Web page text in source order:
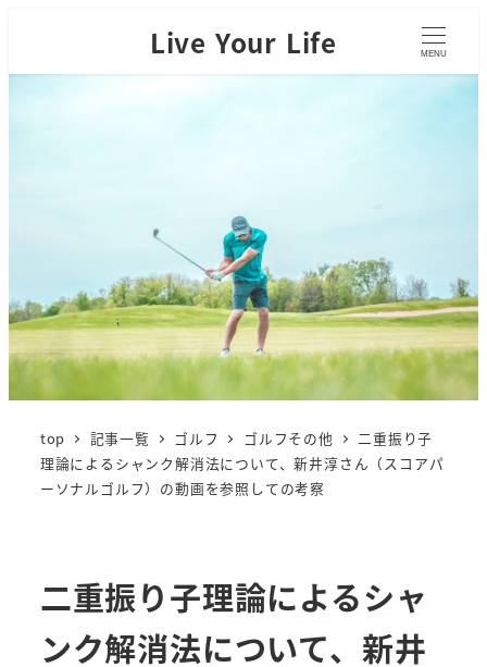
Live Your Life MENU
top 記事一覧 ゴルフ ゴルフその他
二重振り子
理論によるシャンク解消法について、新井淳さん（スコアパ
ーソナルゴルフ）の動画を参照しての考察
二重振り子理論によるシャ
ンク解消法について、新井